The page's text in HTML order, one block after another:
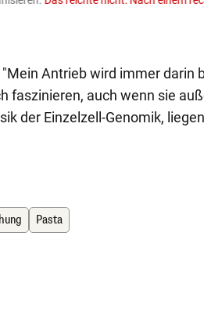
Antrieb wird immer darin
faszinieren, auch wenn sie
der Einzelzell-Genomik,
Pasta